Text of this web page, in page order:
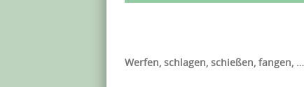
Werfen, schlagen, schießen, fangen, …